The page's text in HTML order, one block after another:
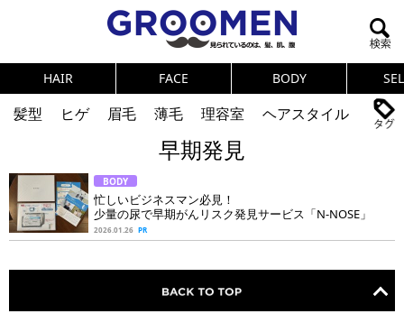
HAIR FACE BODY
髪型 ヒゲ 眉毛 薄毛 理容室
ヘアスタイル
ニオイ
連載
メンズコスメ
NEWS PICK UP
テストステロン
海外セレブ
健康
スキンケア 食事
調査結果
トレーニング
好印象な男
頭皮ケア
早期発見
BODY
忙しいビジネスマン必見！
少量の尿で早期がんリスク発見サービス「N-NOSE」
2026.01.26 PR